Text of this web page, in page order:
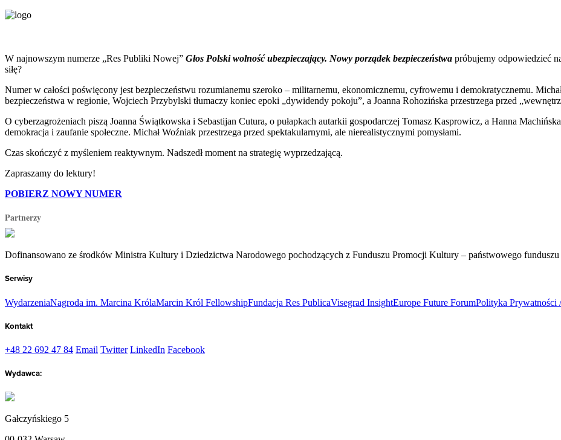
W najnowszym numerze „Res Publiki Nowej” Głos Polski wolność ubezpieczający. Nowy porządek bezpieczeństwa próbujemy odpowiedzieć
siłę?
Numer w całości poświęcony jest bezpieczeństwu rozumianemu szeroko – militarnemu, ekonomicznemu, cyfrowemu i demokratycznemu.
bezpieczeństwa w regionie, Wojciech Przybylski tłumaczy koniec epoki „dywidendy pokoju”, a Joanna Rohozińska przestrzega przed
O cyberzagrożeniach piszą Joanna Świątkowska i Sebastijan Cutura, o pułapkach autarkii gospodarczej Tomasz Kasprowicz, a Hanna
demokracja i zaufanie społeczne. Michał Woźniak przestrzega przed spektakularnymi, ale nierealistycznymi pomysłami.
Czas skończyć z myśleniem reaktywnym. Nadszedł moment na strategię wyprzedzającą.
Zapraszamy do lektury!
POBIERZ NOWY NUMER
Partnerzy
Dofinansowano ze środków Ministra Kultury i Dziedzictwa Narodowego pochodzących z Funduszu Promocji Kultury – państwowego
Serwisy
WydarzeniaNagroda im. Marcina KrólaMarcin Król FellowshipFundacja Res PublicaVisegrad InsightEurope Future ForumPolityka Prywatności
Kontakt
+48 22 692 47 84 Email Twitter LinkedIn Facebook
Wydawca:
Gałczyńskiego 5